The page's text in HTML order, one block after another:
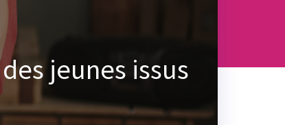
jeunes issus